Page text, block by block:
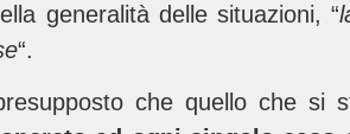
generalità delle situazioni, “
“.
che quello che